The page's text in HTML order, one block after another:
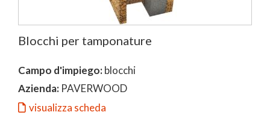
Blocchi per tamponature
Campo d'impiego:blocchi
Azienda: PAVERWOOD
visualizza scheda